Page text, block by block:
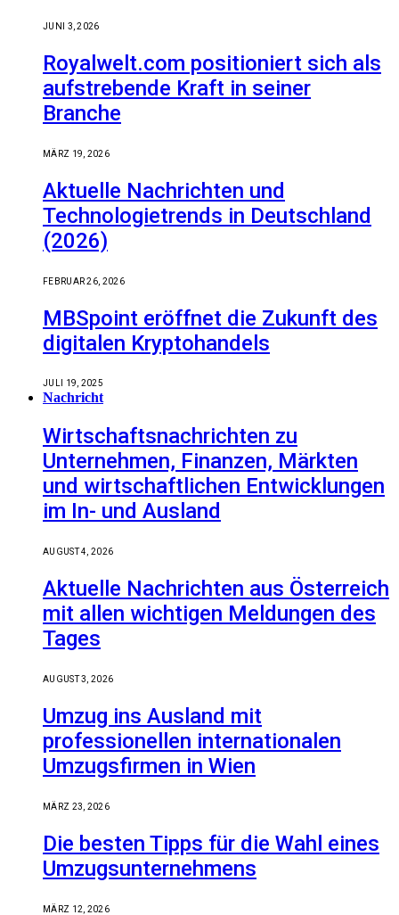
JUNI 3, 2026
Royalwelt.com positioniert sich als
aufstrebende Kraft in seiner
Branche
MÄRZ 19, 2026
Aktuelle Nachrichten und
Technologietrends in Deutschland
(2026)
FEBRUAR 26, 2026
MBSpoint eröffnet die Zukunft des
digitalen Kryptohandels
JULI 19, 2025
Nachricht
Wirtschaftsnachrichten zu
Unternehmen, Finanzen, Märkten
und wirtschaftlichen Entwicklungen
im In- und Ausland
AUGUST 4, 2026
Aktuelle Nachrichten aus Österreich
mit allen wichtigen Meldungen des
Tages
AUGUST 3, 2026
Umzug ins Ausland mit
professionellen internationalen
Umzugsfirmen in Wien
MÄRZ 23, 2026
Die besten Tipps für die Wahl eines
Umzugsunternehmens
MÄRZ 12, 2026